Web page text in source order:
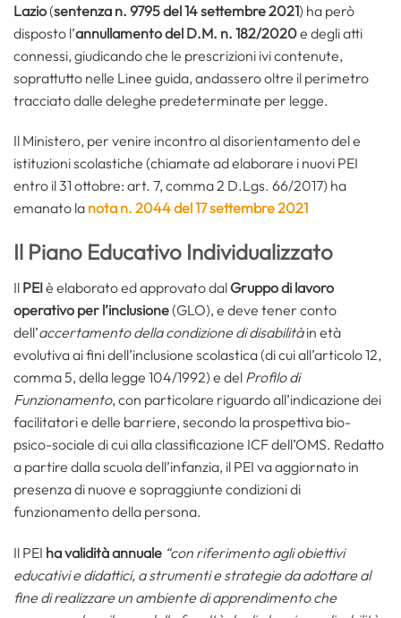
Lazio(sentenza n. 9795 del 14 settembre 2021) ha però
disposto l’annullamento del D.M. n. 182/2020e degli atti
connessi, giudicando che le prescrizioni ivi contenute,
soprattutto nelle Linee guida, andassero oltre il perimetro
tracciato dalle deleghe predeterminate per legge.
Il Ministero, per venire incontro al disorientamento del e
istituzioni scolastiche (chiamate ad elaborare i nuovi PEI
entro il 31 ottobre: art. 7, comma 2 D.Lgs. 66/2017) ha
emanato la nota n. 2044 del 17 settembre 2021
Il Piano Educativo Individualizzato
Il PEIè elaborato ed approvato dal Gruppo di lavoro
operativo per l’inclusione(GLO), e deve tener conto
dell’accertamento della condizione di disabilitàin età
evolutiva ai fini dell’inclusione scolastica (di cui all’articolo 12,
comma 5, della legge 104/1992) e del Profilo di
Funzionamento, con particolare riguardo all’indicazione dei
facilitatori e delle barriere, secondo la prospettiva bio-
psico-sociale di cui alla classificazione ICF dell’OMS. Redatto
a partire dalla scuola dell’infanzia, il PEI va aggiornato in
presenza di nuove e sopraggiunte condizioni di
funzionamento della persona.
Il PEI ha validità annuale “con riferimento agli obiettivi
educativi e didattici, a strumenti e strategie da adottare al
fine di realizzare un ambiente di apprendimento che